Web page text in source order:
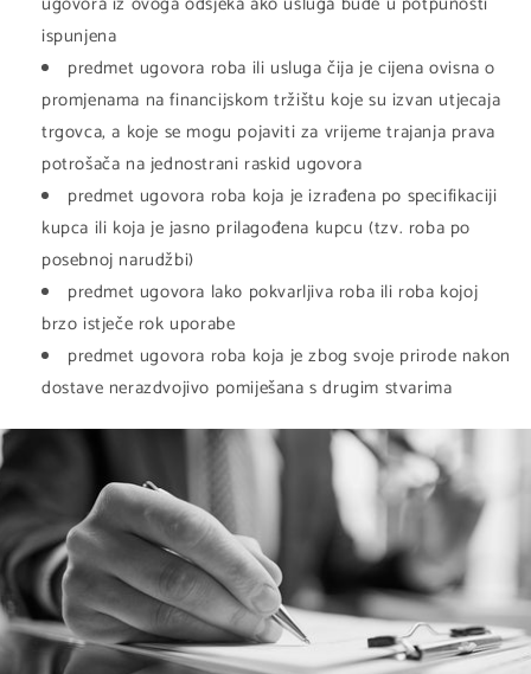
ispunjena
predmet ugovora roba ili usluga čija je cijena ovisna o
promjenama na financijskom tržištu koje su izvan utjecaja
trgovca, a koje se mogu pojaviti za vrijeme trajanja prava
potrošača na jednostrani raskid ugovora
predmet ugovora roba koja je izrađena po specifikaciji
kupca ili koja je jasno prilagođena kupcu (tzv. roba po
posebnoj narudžbi)
predmet ugovora lako pokvarljiva roba ili roba kojoj
brzo istječe rok uporabe
predmet ugovora roba koja je zbog svoje prirode nakon
dostave nerazdvojivo pomiješana s drugim stvarima